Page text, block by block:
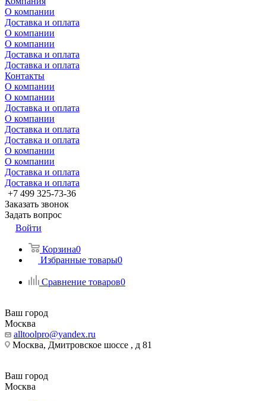
О компании
Доставка и оплата
О компании
О компании
Доставка и оплата
Доставка и оплата
Контакты
О компании
О компании
Доставка и оплата
О компании
Доставка и оплата
Доставка и оплата
О компании
О компании
Доставка и оплата
Доставка и оплата
+7 499 325-73-36
Заказать звонок
Задать вопрос
Войти
Корзина0
Избранные товары0
Сравнение товаров0
Ваш город
Москва
alltoolpro@yandex.ru
Москва, Дмитровское шоссе , д 81
Ваш город
Москва